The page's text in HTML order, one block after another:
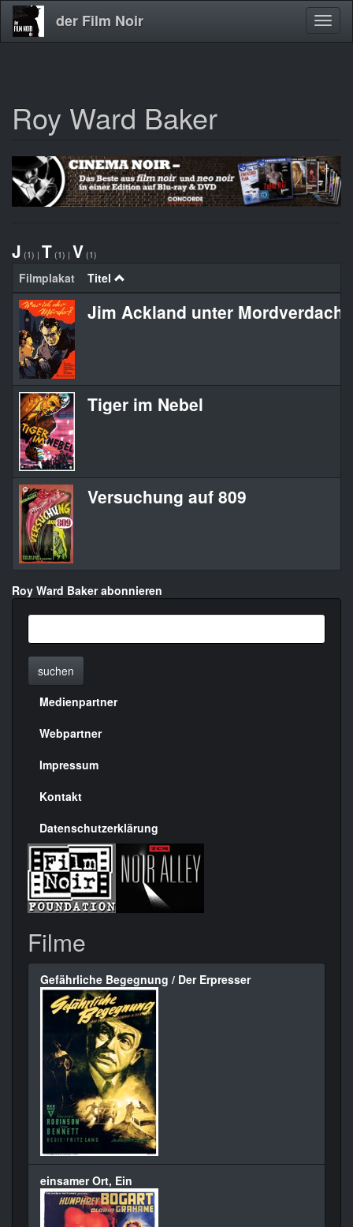
Direkt
zum
der Film Noir
Roy Ward Baker
J (1) | T (1) | V (1)
Filmplakat Titel
Jim Ackland unter
Tiger im Nebel
Versuchung auf 809
Roy Ward Baker abonnieren
suchen
Menülinks
rechte
Seite
Medienpartner
Webpartner
Impressum
Kontakt
Datenschutzerklärung
Filme
Gefährliche Begegnung / Der Erpresser
einsamer Ort, Ein